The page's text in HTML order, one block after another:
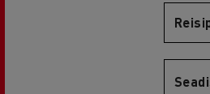
Renault Trucks D